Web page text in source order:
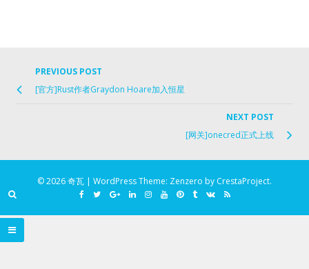
Post
navigation
PREVIOUS POST
[官方]Rust作者Graydon Hoare加入恒星
link
NEXT POST
[网关]onecred正式上线
© 2026 奇瓦 | WordPress Theme: Zenzero by CrestaProject.
Facebook
TwitterGoogleLinkedinInstagramYouTubePinterest
TumblrVK RSS